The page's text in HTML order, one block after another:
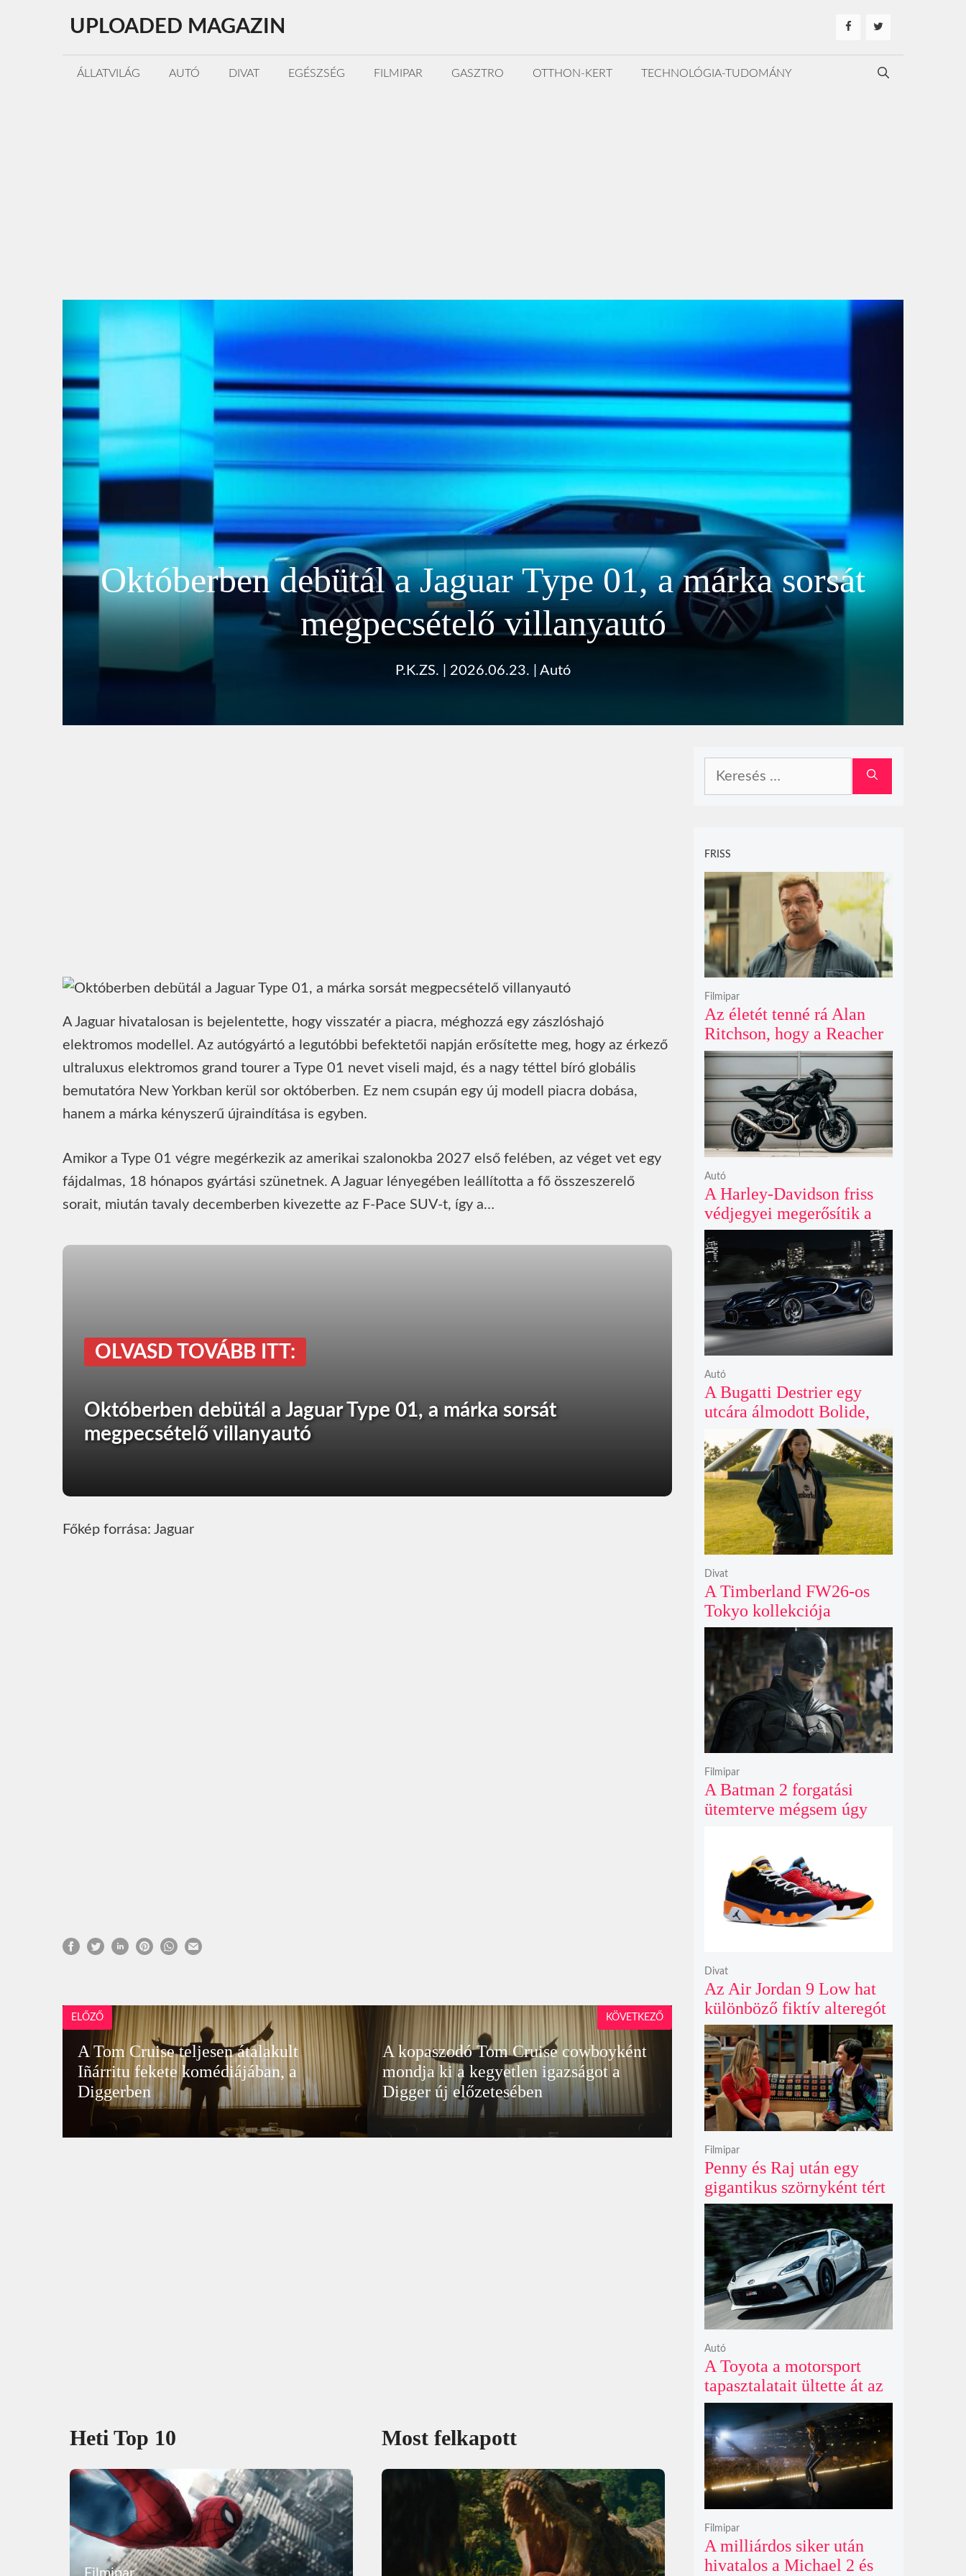
tartalomba
UPLOADED MAGAZIN
ÁLLATVILÁG AUTÓ DIVAT EGÉSZSÉG FILMIPAR GASZTRO OTTHON-KERT TECHNOLÓGIA-TUDOMÁNY
Októberben debütál a Jaguar Type 01, a márka sorsát
megpecsételő villanyautó
P.K.ZS. 2026.06.23. Autó
A Jaguar hivatalosan is bejelentette, hogy visszatér a piacra, méghozzá egy zászlóshajó
elektromos modellel. Az autógyártó a legutóbbi befektetői napján erősítette meg, hogy az érkező
ultraluxus elektromos grand tourer a Type 01 nevet viseli majd, és a nagy téttel bíró globális
bemutatóra New Yorkban kerül sor októberben. Ez nem csupán egy új modell piacra dobása,
hanem a márka kényszerű újraindítása is egyben.
Amikor a Type 01 végre megérkezik az amerikai szalonokba 2027 első felében, az véget vet egy
fájdalmas, 18 hónapos gyártási szünetnek. A Jaguar lényegében leállította a fő összeszerelő
sorait, miután tavaly decemberben kivezette az F-Pace SUV-t, így a…
OLVASD TOVÁBB ITT:
Októberben debütál a Jaguar Type 01, a márka sorsát
megpecsételő villanyautó
Főkép forrása: Jaguar
ELŐZŐ
A Tom Cruise teljesen átalakult
Iñárritu fekete komédiájában, a
Diggerben
A kopaszodó Tom Cruise cowboyként
mondja ki a kegyetlen igazságot a
Digger új előzetesében
KÖVETKEZŐ
Heti Top 10 Most felkapott
FRISS
Az életét tenné rá Alan
Ritchson, hogy a Reacher
negyedik évada mindent
felülmúl
Filmipar
A Harley-Davidson friss
védjegyei megerősítik a
lenyűgöző café racer és
flat tracker szériagyártását
Autó
A Bugatti Destrier egy
utcára álmodott Bolide,
ami a pályaautók
brutalitását öltözteti
egyedi karosszériába
Autó
A Timberland FW26-os
Tokyo kollekciója
flanellel, kordbársonnyal
és bőrrel gondolja újra az
időtlen örökséget
Divat
A Batman 2 forgatási
ütemterve mégsem úgy
Filmipar
Az Air Jordan 9 Low hat
különböző fiktív alteregót
gyúr egyetlen őrült
dizájnba
Divat
Penny és Raj után egy
gigantikus szörnyként tért
vissza valaki az
Agymenők legújabb spin-
offjában
Filmipar
A Toyota a motorsport
tapasztalatait ültette át az
új GR86 vezethetőségébe
és biztonságába
Autó
A milliárdos siker után
hivatalos a Michael 2 és
Filmipar